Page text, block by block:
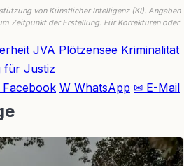
von Künstlicher Intelligenz (KI). Angaben
Zeitpunkt der Erstellung. Für Korrekturen oder
JVA Plötzensee Kriminalität
für Justiz
W WhatsApp ✉ E-Mail